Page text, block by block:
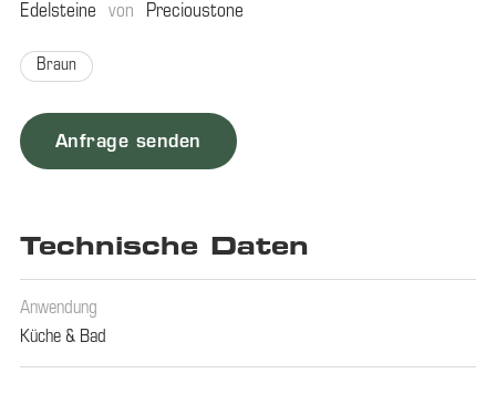
Edelsteine von Precioustone
Braun
Anfrage senden
Technische Daten
Anwendung
Küche & Bad